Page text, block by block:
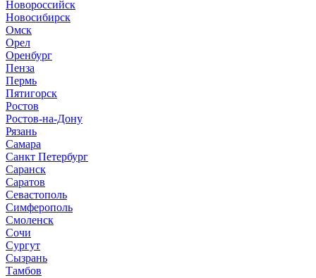
Новороссийск
Новосибирск
Омск
Орел
Оренбург
Пенза
Пермь
Пятигорск
Ростов
Ростов-на-Дону
Рязань
Самара
Санкт Петербург
Саранск
Саратов
Севастополь
Симферополь
Смоленск
Сочи
Сургут
Сызрань
Тамбов